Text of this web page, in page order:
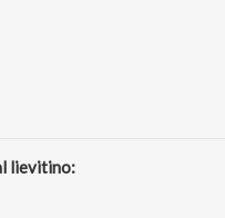
lievitino: